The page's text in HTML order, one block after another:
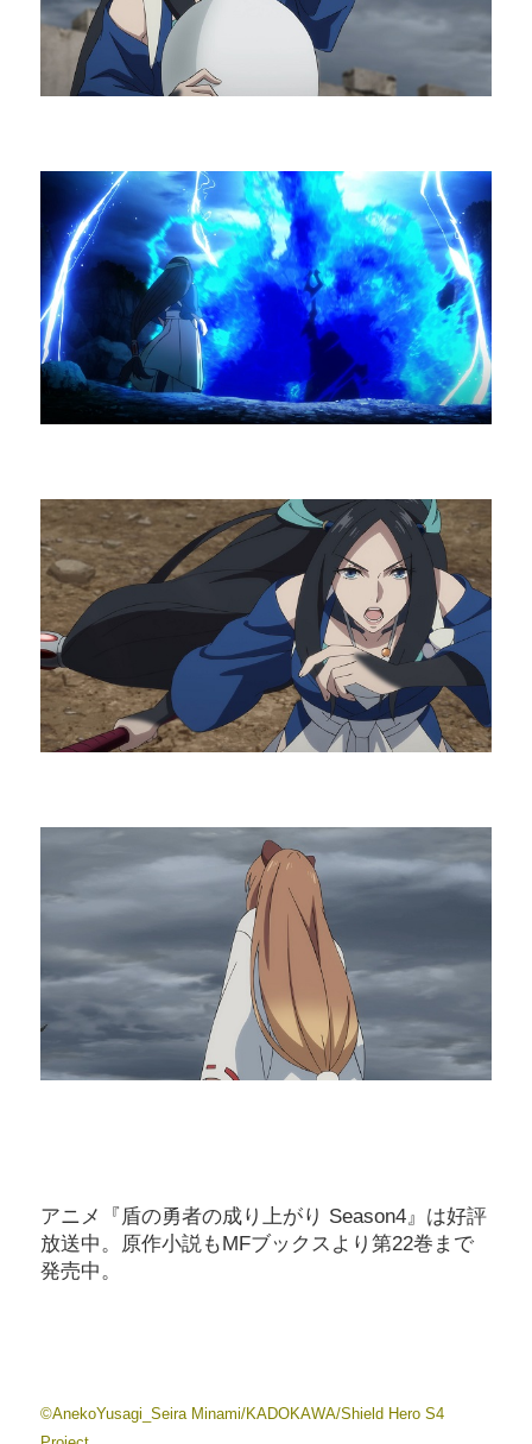
アニメ『盾の勇者の成り上がり Season4』は好評
放送中。原作小説もMFブックスより第22巻まで
発売中。
©AnekoYusagi_Seira Minami/KADOKAWA/Shield Hero S4